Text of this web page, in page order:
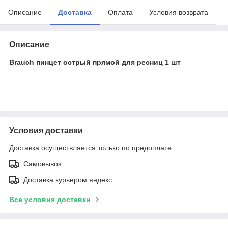
Описание Доставка Оплата Условия возврата
Описание
Brauch пинцет острый прямой для ресниц 1 шт
Условия доставки
Доставка осуществляется только по предоплате.
Самовывоз
Доставка курьером яндекс
Все условия доставки